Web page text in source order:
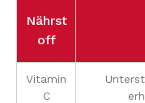
Nährst
off
Vitamin
C